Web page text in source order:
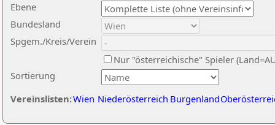
Ebene
Sortierung
Bundesland
Spgem./Kreis/Verein
Nur "österreichische" Spieler
Vereinslisten:Wien Niederösterreich Burgenland